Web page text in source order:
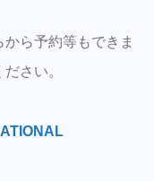
ら予約等もできま
さい。